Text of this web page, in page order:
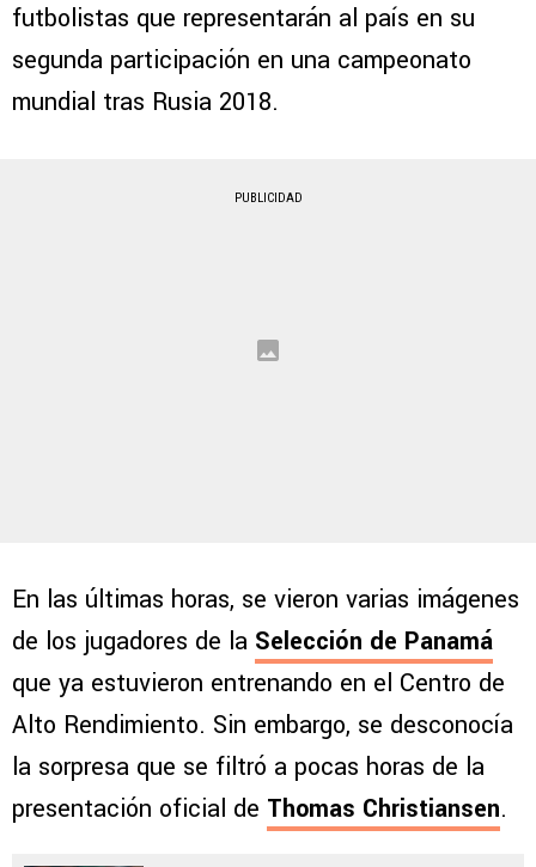
futbolistas que representarán al país en su
segunda participación en una campeonato
mundial tras Rusia 2018.
PUBLICIDAD
En las últimas horas, se vieron varias imágenes
de los jugadores de la Selección de Panamá
que ya estuvieron entrenando en el Centro de
Alto Rendimiento. Sin embargo, se desconocía
la sorpresa que se filtró a pocas horas de la
presentación oficial de Thomas Christiansen.